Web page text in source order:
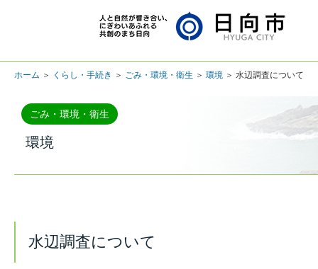
ホーム ＞ くらし・手続き ＞ ごみ・環境・衛生 ＞ 環境 ＞ 水辺調査について
ごみ・環境・衛生
環境
水辺調査について